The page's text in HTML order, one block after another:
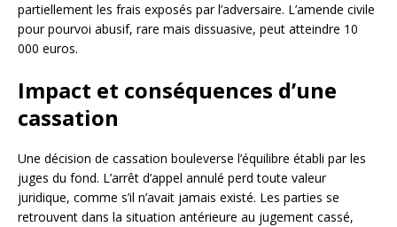
partiellement les frais exposés par l’adversaire. L’amende civile
pour pourvoi abusif, rare mais dissuasive, peut atteindre 10
000 euros.
Impact et conséquences d’une
cassation
Une décision de cassation bouleverse l’équilibre établi par les
juges du fond. L’arrêt d’appel annulé perd toute valeur
juridique, comme s’il n’avait jamais existé. Les parties se
retrouvent dans la situation antérieure au jugement cassé,